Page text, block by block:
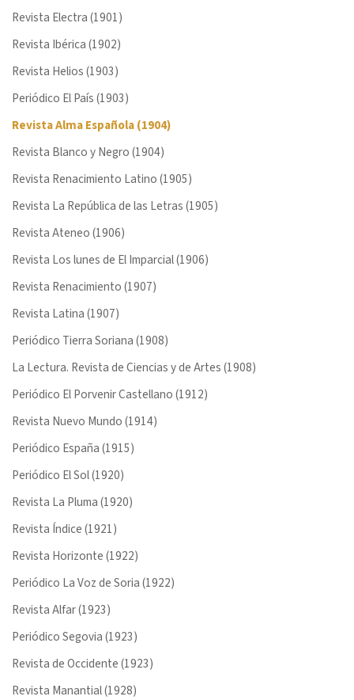
Revista Electra (1901)
Revista Ibérica (1902)
Revista Helios (1903)
Periódico El País (1903)
Revista Alma Española (1904)
Revista Blanco y Negro (1904)
Revista Renacimiento Latino (1905)
Revista La República de las Letras (1905)
Revista Ateneo (1906)
Revista Los lunes de El Imparcial (1906)
Revista Renacimiento (1907)
Revista Latina (1907)
Periódico Tierra Soriana (1908)
La Lectura. Revista de Ciencias y de Artes (1908)
Periódico El Porvenir Castellano (1912)
Revista Nuevo Mundo (1914)
Periódico España (1915)
Periódico El Sol (1920)
Revista La Pluma (1920)
Revista Índice (1921)
Revista Horizonte (1922)
Periódico La Voz de Soria (1922)
Revista Alfar (1923)
Periódico Segovia (1923)
Revista de Occidente (1923)
Revista Manantial (1928)